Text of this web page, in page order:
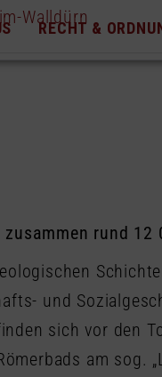
RECHT &
rund 12
und
sich vor den
am sog.